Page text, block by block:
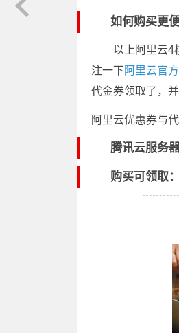
如何购买更
以上阿里云4
注一下阿里云官
代金券领取了，
阿里云优惠券与
腾讯云服务
购买可领取